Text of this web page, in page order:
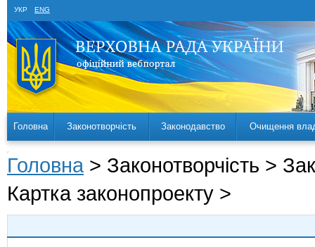
УКР ENG
Головна Законотворчість Законодавство Очищення
Головна > Законотворчість >
Картка законопроекту >